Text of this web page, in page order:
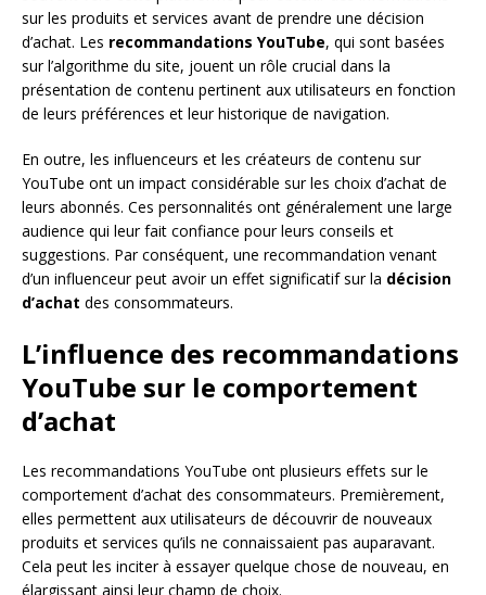
sur les produits et services avant de prendre une décision
d’achat. Les recommandations YouTube, qui sont basées
sur l’algorithme du site, jouent un rôle crucial dans la
présentation de contenu pertinent aux utilisateurs en fonction
de leurs préférences et leur historique de navigation.
En outre, les influenceurs et les créateurs de contenu sur
YouTube ont un impact considérable sur les choix d’achat de
leurs abonnés. Ces personnalités ont généralement une large
audience qui leur fait confiance pour leurs conseils et
suggestions. Par conséquent, une recommandation venant
d’un influenceur peut avoir un effet significatif sur la décision
d’achat des consommateurs.
L’influence des recommandations
YouTube sur le comportement
d’achat
Les recommandations YouTube ont plusieurs effets sur le
comportement d’achat des consommateurs. Premièrement,
elles permettent aux utilisateurs de découvrir de nouveaux
produits et services qu’ils ne connaissaient pas auparavant.
Cela peut les inciter à essayer quelque chose de nouveau, en
élargissant ainsi leur champ de choix.